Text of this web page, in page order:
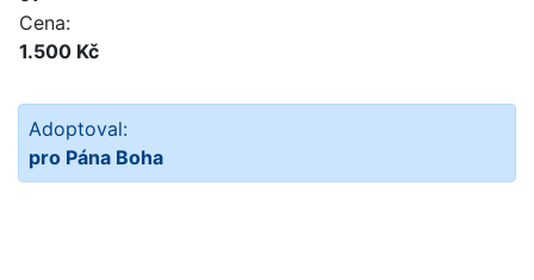
Cena:
1.500 Kč
Adoptoval:
pro Pána Boha